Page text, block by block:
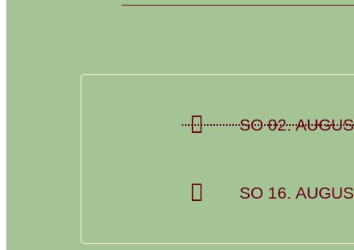
SO 02.
SO 16.